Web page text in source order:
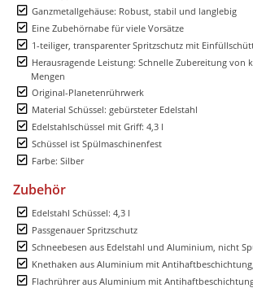
Ganzmetallgehäuse: Robust, stabil und langlebig
Eine Zubehörnabe für viele Vorsätze
1-teiliger, transparenter Spritzschutz mit
Herausragende Leistung: Schnelle Zubereitung von
Mengen
Original-Planetenrührwerk
Material Schüssel: gebürsteter Edelstahl
Edelstahlschüssel mit Griff: 4,3 l
Schüssel ist Spülmaschinenfest
Farbe: Silber
Zubehör
Edelstahl Schüssel: 4,3 l
Passgenauer Spritzschutz
Schneebesen aus Edelstahl und Aluminium, nicht
Knethaken aus Aluminium mit
Flachrührer aus Aluminium mit